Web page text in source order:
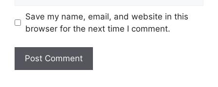
Save my name, email, and website in this
browser for the next time I comment.